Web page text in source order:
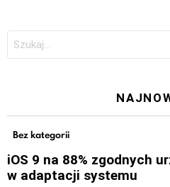
Szukaj:
Bez kategorii
iOS 9 na 88% zgodnych
w adaptacji systemu